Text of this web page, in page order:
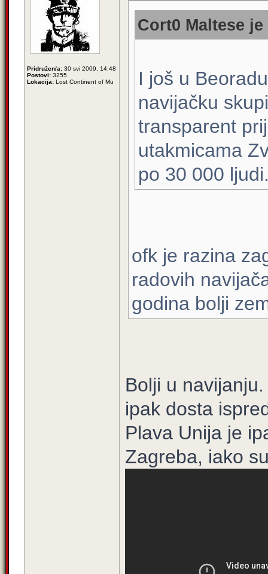
Pridružen/a: 30 svi 2009, 14:48
Postovi: 3255
Lokacija: Lost Continent of Mu
Cort0 Maltese
I još u
navijačku
transparent
utakmicama
po 30 000
ofk je razina
radovih
godina bolji
Bolji u
ipak dosta
Plava Unija je
Zagreba, iako